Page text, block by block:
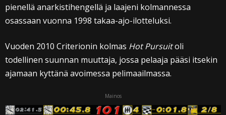
pienellä anarkistihengellä ja laajeni kolmannessa
osassaan vuonna 1998 takaa-ajo-ilotteluksi.
Vuoden 2010 Criterionin kolmas Hot Pursuitoli
todellinen suunnan muuttaja, jossa pelaaja pääsi itsekin
ajamaan kyttänä avoimessa pelimaailmassa.
Mainos